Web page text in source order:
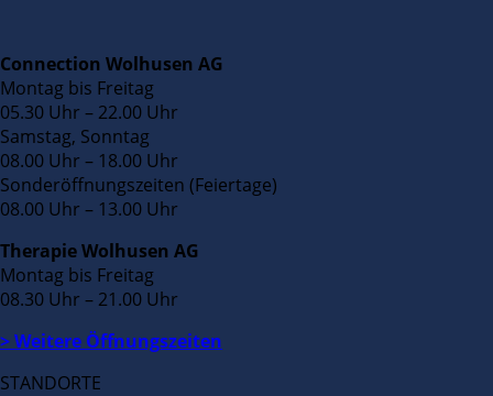
Connection Wolhusen AG
Montag bis Freitag
05.30 Uhr – 22.00 Uhr
Samstag, Sonntag
08.00 Uhr – 18.00 Uhr
Sonderöffnungszeiten (Feiertage)
08.00 Uhr – 13.00 Uhr
Therapie Wolhusen AG
Montag bis Freitag
08.30 Uhr – 21.00 Uhr
> Weitere Öffnungszeiten
STANDORTE